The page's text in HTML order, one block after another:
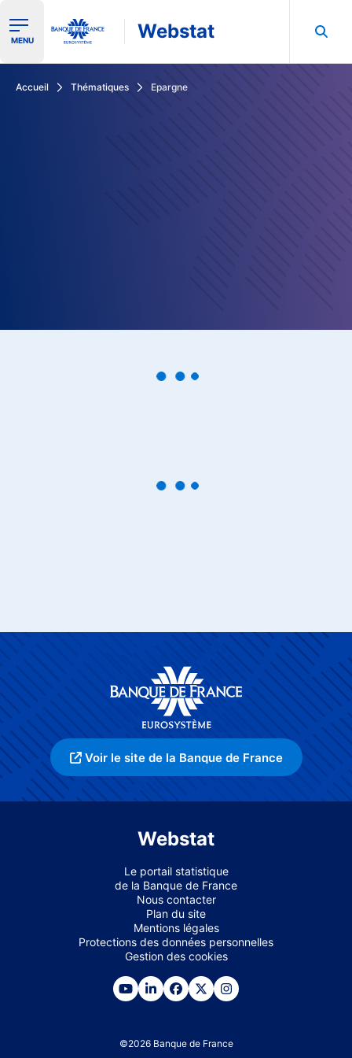
Ouvrir le menu de navigation
MENU Webstat
Accueil Thématiques Epargne
Voir le site de la Banque de France
Webstat
Le portail statistique
de la Banque de France
Nous contacter
Plan du site
Mentions légales
Protections des données personnelles
Gestion des cookies
©2026 Banque de France